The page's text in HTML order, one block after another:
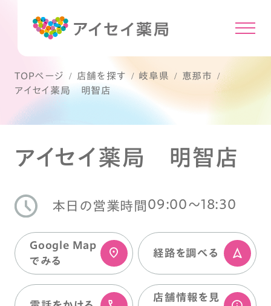
TOPページ 店舗を探す 岐阜県
恵那市
アイセイ薬局 明智店
アイセイ薬局 明智店
本日の営業時間 09:00〜18:30
Google Map
でみる
経路を調べる
店舗情報を⾒